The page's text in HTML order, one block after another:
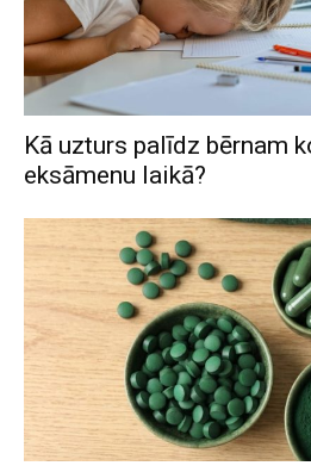
Kā uzturs palīdz bērnam
eksāmenu laikā?